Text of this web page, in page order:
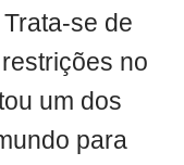
se de
no
um dos
para